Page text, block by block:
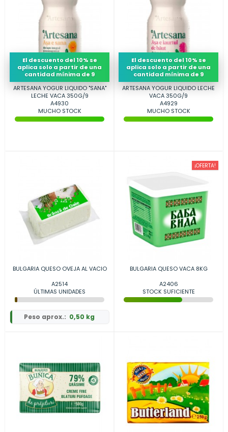
El descuento del 10% se
aplica solo a partir de una
cantidad mínima de 9
ARTESANA YOGUR LIQUIDO "SANA"
LECHE VACA 350G/9
A4930
MUCHO STOCK
El descuento del 10% se
aplica solo a partir de una
cantidad mínima de 9
ARTESANA YOGUR LIQUIDO LECHE
VACA 350G/9
A4929
MUCHO STOCK
BULGARIA QUESO OVEJA AL VACIO
A2514
ÚLTIMAS UNIDADES
Peso aprox.: 0,50 kg
¡OFERTA!
BULGARIA QUESO VACA 8KG
A2406
STOCK SUFICIENTE